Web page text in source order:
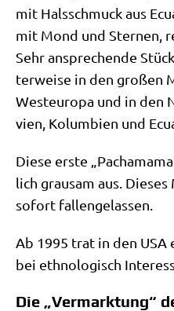
mit Hals­schmuck aus
mit Mond und Ster­nen,
Sehr anspre­chen­de
ter­wei­se in den gro­ßen
West­eu­ro­pa und in den
vi­en, Kolum­bi­en und
Die­se erste
lich grau­sam aus.
sofort fallengelassen.
Ab 1995 trat in den USA
bei eth­no­lo­gisch
Die „Vermarktung“